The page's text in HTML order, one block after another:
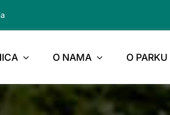
O NAMA O PARKU